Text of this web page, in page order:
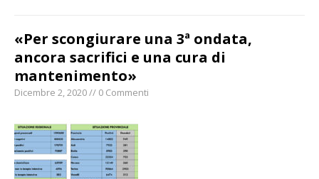
«Per scongiurare una 3ª ondata,
ancora sacrifici e una cura di
mantenimento»
Dicembre 2, 2020 // 0 Commenti